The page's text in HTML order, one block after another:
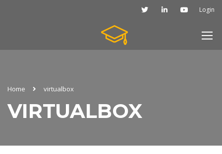
Login
Home virtualbox
VIRTUALBOX